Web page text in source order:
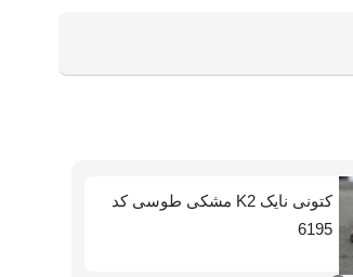
کتونی نایک K2 مشکی طوسی کد
6195